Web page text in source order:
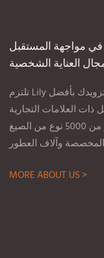
في مواجهة المستقبل
تلتزم Lily بتزويدك بأفضل R&خدمات التطوير والتصنيع
العلامات التجارية
الخاصة. لقد جمعنا أكثر من 5000 نوع من الصيغ
MORE ABOUT US >